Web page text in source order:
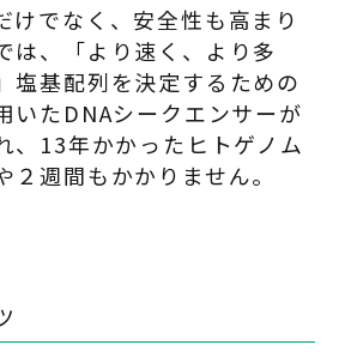
けでなく、安全性も高まり
は、「より速く、より多
塩基配列を決定するための
いたDNAシークエンサーが
、13年かかったヒトゲノム
２週間もかかりません。